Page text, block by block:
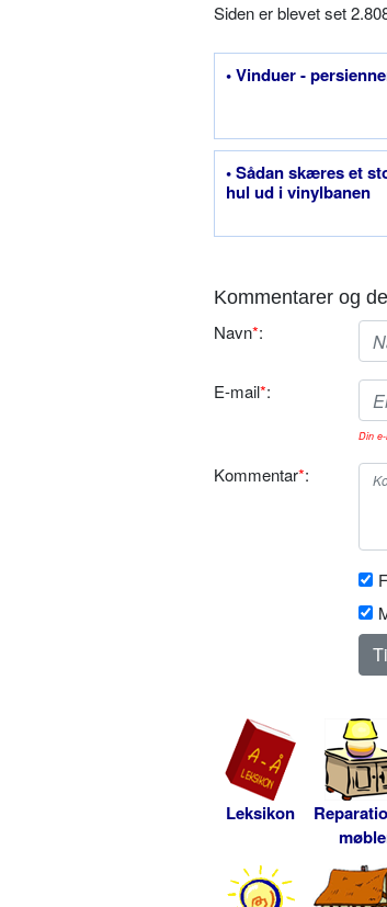
Siden er blevet set
• Vinduer -
• Sådan skæres et
hul ud i vinylbanen
Kommentarer og
Navn*:
E-mail*:
Din
Kommentar*:
Leksikon